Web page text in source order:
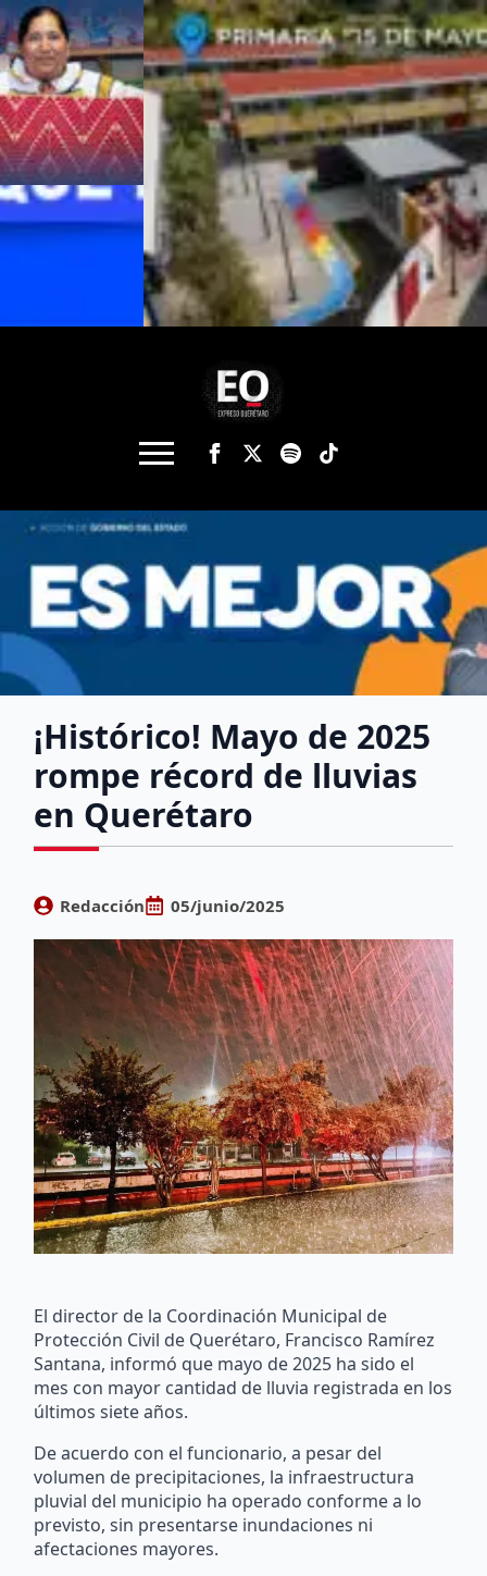
¡Histórico! Mayo de 2025
rompe récord de lluvias
en Querétaro
Redacción 05/junio/2025
El director de la Coordinación Municipal de
Protección Civil de Querétaro, Francisco Ramírez
Santana, informó que mayo de 2025 ha sido el
mes con mayor cantidad de lluvia registrada en los
últimos siete años.
De acuerdo con el funcionario, a pesar del
volumen de precipitaciones, la infraestructura
pluvial del municipio ha operado conforme a lo
previsto, sin presentarse inundaciones ni
afectaciones mayores.